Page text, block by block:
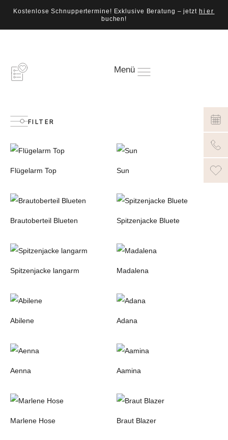
Kostenlose Schnuppertermine! Exklusive Beratung – jetzt hier
buchen!
Menü
FILTER
Flügelarm Top Sun
Brautoberteil Blueten Spitzenjacke Bluete
Spitzenjacke langarm Madalena
Abilene Adana
Aenna Aamina
Marlene Hose Braut Blazer